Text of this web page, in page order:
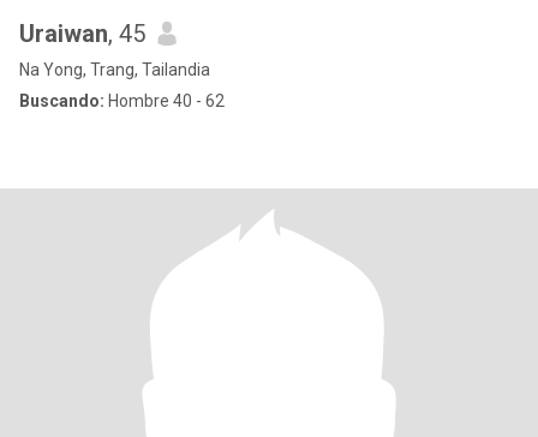
Uraiwan, 45
Na Yong, Trang, Tailandia
Buscando: Hombre 40 - 62